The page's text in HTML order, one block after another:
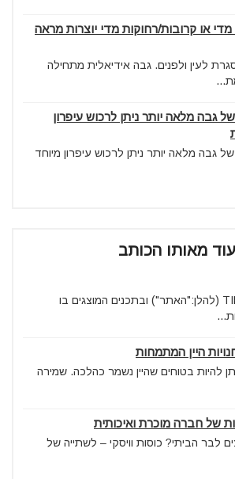
או קרובות/רחוקות מדי יוצרות מראה
לעין ולפנים. גבה אידיאלית מתחילה
גבה מלאה יותר ניתן לרכוש עיפרון
גבה מלאה יותר ניתן לרכוש עיפרון מיוחד
עוד מאותו הכותב
השימוש באתר TIPS4U (להלן:"האתר") ובתכנים המוצגים בו
היין המתמחות
להיות בטוחים שהיין נשמר כהלכה. שמירה
של חברה מוכרת ואיכותית
לבר הביתי? כוסות וויסקי – לשתייה של